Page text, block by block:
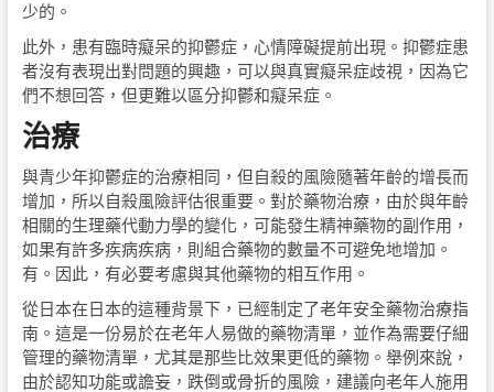
少的。
此外，患有臨時癡呆的抑鬱症，心情障礙提前出現。抑鬱症患
者沒有表現出對問題的興趣，可以與真實癡呆症歧視，因為它
們不想回答，但更難以區分抑鬱和癡呆症。
治療
與青少年抑鬱症的治療相同，但自殺的風險隨著年齡的增長而
增加，所以自殺風險評估很重要。對於藥物治療，由於與年齡
相關的生理藥代動力學的變化，可能發生精神藥物的副作用，
如果有許多疾病疾病，則組合藥物的數量不可避免地增加。
有。因此，有必要考慮與其他藥物的相互作用。
從日本在日本的這種背景下，已經制定了老年安全藥物治療指
南。這是一份易於在老年人易做的藥物清單，並作為需要仔細
管理的藥物清單，尤其是那些比效果更低的藥物。舉例來說，
由於認知功能或譫妄，跌倒或骨折的風險，建議向老年人施用